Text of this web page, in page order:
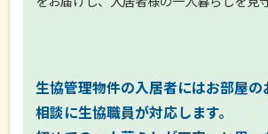
生協管理物件の入居者にはお部屋の
相談に生協職員が対応します。